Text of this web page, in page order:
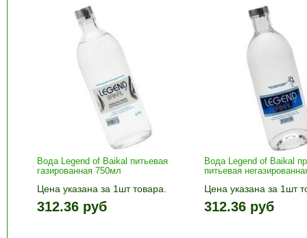
Вода Legend of Baikal питьевая
газированная 750мл
Цена указана за 1шт товара.
1шт прибавляется кнопками «+»
и «-». Выберите нужное
312.36 руб
Вода Legend of Baikal
питьевая
Цена указана за 1шт
1шт прибавляется
и «-». Выберите
312.36 руб